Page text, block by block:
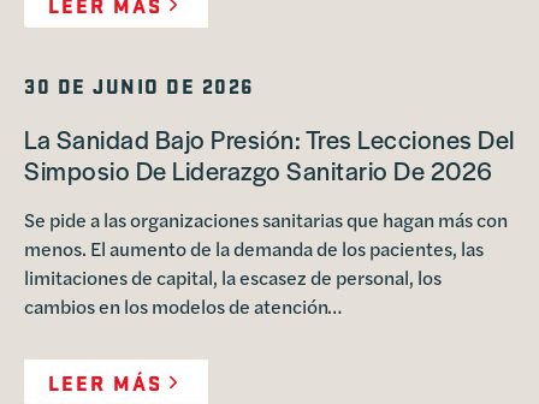
30 DE JUNIO DE 2026
La Sanidad Bajo Presión: Tres Lecciones Del
Simposio De Liderazgo Sanitario De 2026
Se pide a las organizaciones sanitarias que hagan más con
menos. El aumento de la demanda de los pacientes, las
limitaciones de capital, la escasez de personal, los
cambios en los modelos de atención…
LEER MÁS